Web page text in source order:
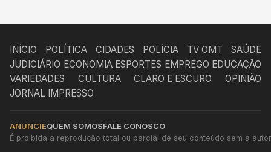
INÍCIO POLÍTICA CIDADES POLÍCIA TV OMT
SAÚDE
JUDICIÁRIO ECONOMIA ESPORTES EMPREGO EDUCAÇÃO
VARIEDADES
CULTURA CLARO E ESCURO
OPINIÃO
JORNAL IMPRESSO
ANUNCIEQUEM SOMOSFALE CONOSCO
É proibida a reprodução total ou parcial de seu conteúdo sem a